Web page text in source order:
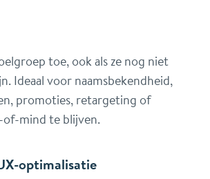
toe, ook als ze nog niet
Ideaal voor naamsbekendheid,
promoties, retargeting of
mind te blijven.
optimalisatie